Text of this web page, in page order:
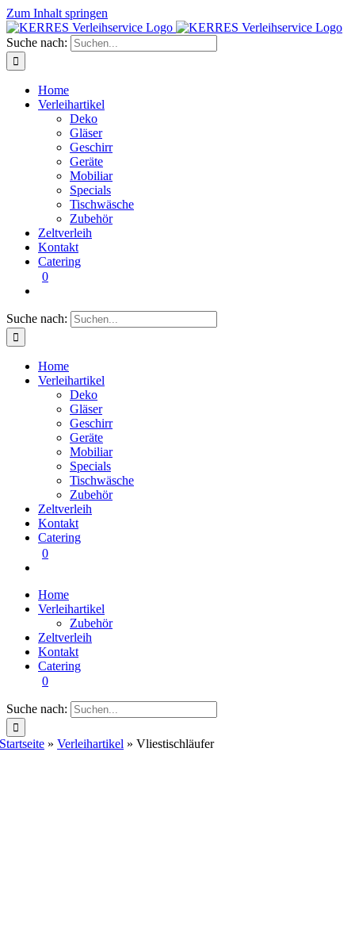
Zum Inhalt springen
Suche nach:
Home
Verleihartikel
Deko
Gläser
Geschirr
Geräte
Mobiliar
Specials
Tischwäsche
Zubehör
Zeltverleih
Kontakt
Catering
0
Suche nach:
Home
Verleihartikel
Deko
Gläser
Geschirr
Geräte
Mobiliar
Specials
Tischwäsche
Zubehör
Zeltverleih
Kontakt
Catering
0
Home
Verleihartikel
Zubehör
Zeltverleih
Kontakt
Catering
0
Suche nach:
Startseite »Verleihartikel »Vliestischläufer